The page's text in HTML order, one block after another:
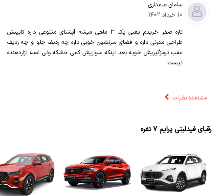
سامان علمداری
10 خرداد 1402
تازه صفر خریدم یعنی یک 3 ماهی میشه آپشنای متنوعی داره کابینش
طراحی مدرنی داره و فضای سرنشین خوبی داره چه ردیف جلو و چه ردیف
عقب ترمزگیریش خوبه بعد اینکه سواریش کمی خشکه ولی اصلا آزاردهنده
نیست
مشاهده نظرات
رقبای فیدلیتی پرایم 7 نفره